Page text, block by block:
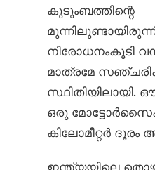
കുടുംബത്തിന്റെ
നിരോധനംകൂടി
മാത്രമേ
സ്ഥിതിയിലായി.
ഒരു
കിലോമീറ്റർ